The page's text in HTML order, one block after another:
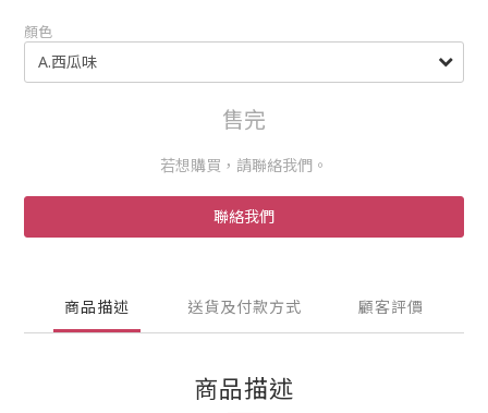
顏色
售完
若想購買，請聯絡我們。
聯絡我們
商品描述 送貨及付款方式 顧客評價
商品描述